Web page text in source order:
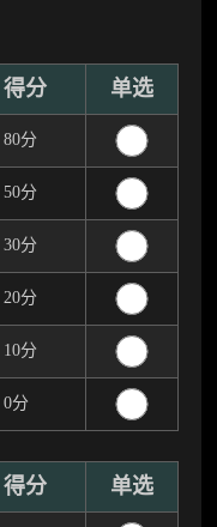
得分 单选
80分
50分
30分
20分
10分
0分
得分 单选